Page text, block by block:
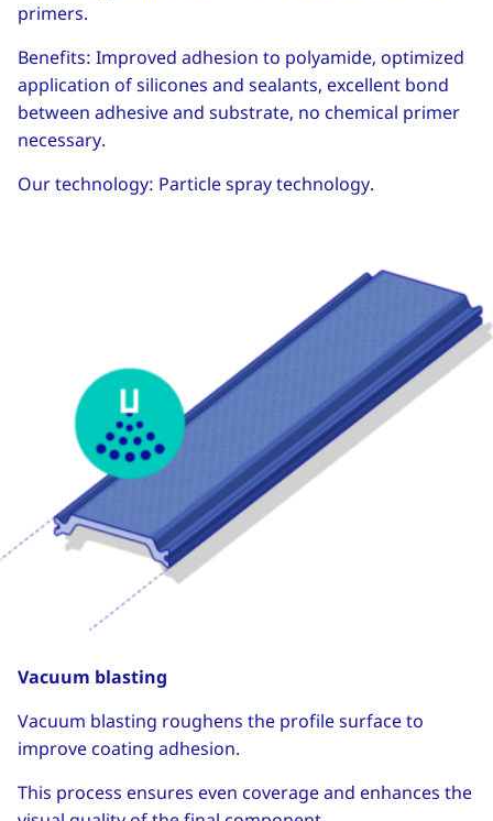
primers.
Benefits: Improved adhesion to polyamide, optimized
application of silicones and sealants, excellent bond
between adhesive and substrate, no chemical primer
necessary.
Our technology: Particle spray technology.
Vacuum blasting
Vacuum blasting roughens the profile surface to
improve coating adhesion.
This process ensures even coverage and enhances the